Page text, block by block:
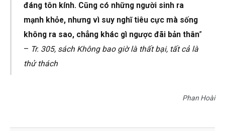
đáng tôn kính. Cũng có những người sinh ra
mạnh khỏe, nhưng vì suy nghĩ tiêu cực mà sống
không ra sao, chẳng khác gì ngược đãi bản thân”
– Tr. 305, sách Không bao giờ là thất bại, tất cả là
thử thách
Phan Hoài